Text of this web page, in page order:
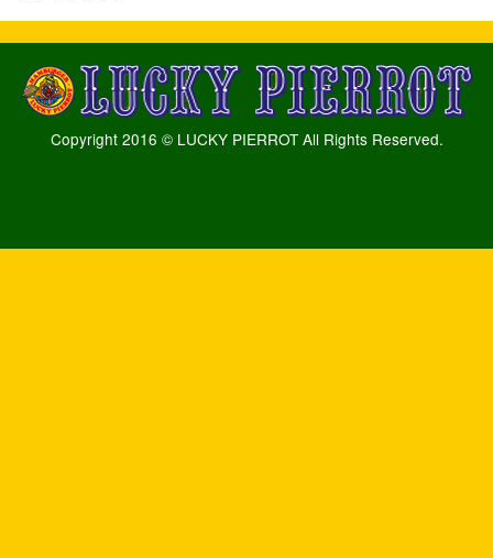
Copyright 2016 © LUCKY PIERROT All Rights Reserved.